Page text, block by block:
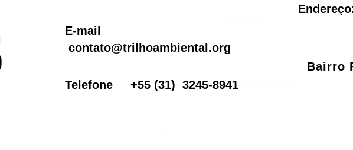
E-mail
contato@trilhoambiental.org
Telefone +55 (31) 3245-8941
Bairro